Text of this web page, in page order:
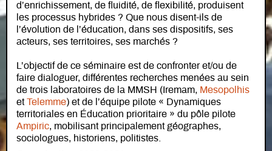
d’enrichissement, de fluidité, de flexibilité, produisent
les processus hybrides ? Que nous disent-ils de
l’évolution de l’éducation, dans ses dispositifs, ses
acteurs, ses territoires, ses marchés ?
L’objectif de ce séminaire est de confronter et/ou de
faire dialoguer, différentes recherches menées au sein
de trois laboratoires de la MMSH (Iremam, Mesopolhis
etTelemme) et de l’équipe pilote « Dynamiques
territoriales en Éducation prioritaire » du pôle pilote
Ampiric, mobilisant principalement géographes,
sociologues, historiens, politistes.